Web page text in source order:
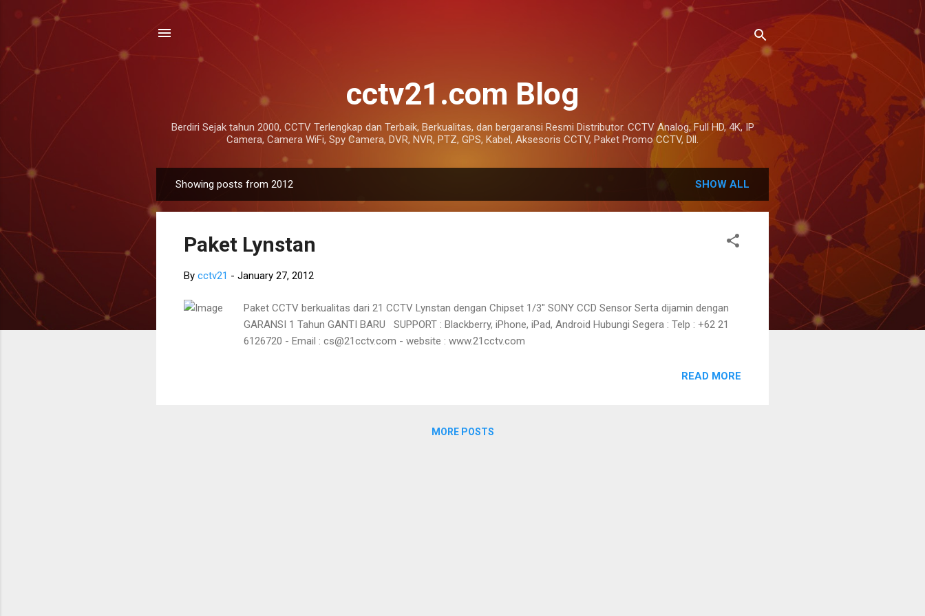
cctv21.com Blog
Berdiri Sejak tahun 2000, CCTV Terlengkap dan Terbaik, Berkualitas, dan bergaransi Resmi Distributor. CCTV Analog, Full HD, 4K, IP
Camera, Camera WiFi, Spy Camera, DVR, NVR, PTZ, GPS, Kabel, Aksesoris CCTV, Paket Promo CCTV, Dll.
o
Showing posts from 2012 SHOW ALL
Paket Lynstan
By cctv21 - January 27, 2012
Paket CCTV berkualitas dari 21 CCTV Lynstan dengan Chipset 1/3" SONY CCD Sensor Serta dijamin dengan
GARANSI 1 Tahun GANTI BARU SUPPORT : Blackberry, iPhone, iPad, Android Hubungi Segera : Telp : +62 21
6126720 - Email : cs@21cctv.com - website : www.21cctv.com
READ MORE
MORE POSTS